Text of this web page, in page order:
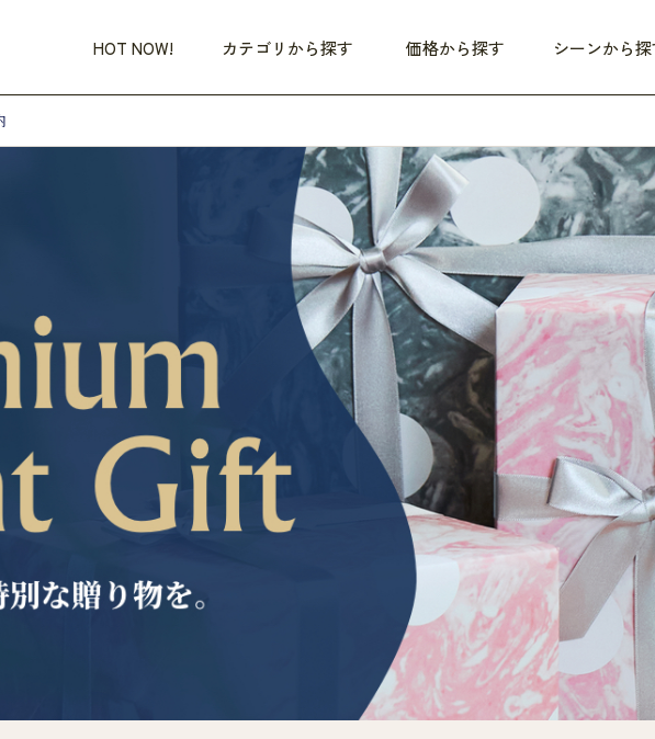
HOT NOW!
特集一覧
アウトレット
つめた〜い夏、どうぞ！
ひんやり今治タオル、生き返る〜
カテゴリから探す
ベランダ・庭
インテリア／その他
家電
すべて
リビング家電
キッチン家電
美容・健康家電
オーディオ家電
ファッション
服
バッグ
靴・靴下
レイングッズ
ファッション／小物
キッチン
すべて
調理家電
食器
タオル・ふきん
掃除・洗濯
健康・美容
すべて
肌・髪ケア
バスグッズ
ひんやりグッズ
あったかグッズ
健康グッズ
オーラルケア
価格から探す
3,000円 - 5,000円 5,000円 - 10,000円
シーンから
てね
じぶんメンテナンス
おうちエクササイズ
HOME
すべて
居心地のいい空間
家事ルンルン
食いしん坊クラブ
料理と団らん
す
ほ
や
仕